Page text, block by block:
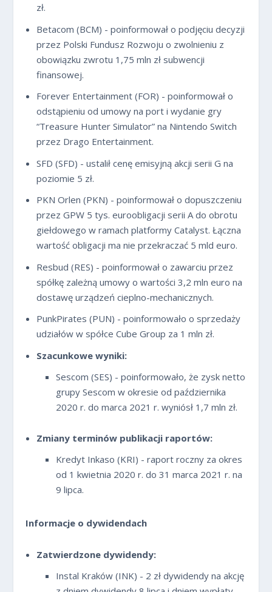
zł.
Betacom (BCM) - poinformował o podjęciu decyzji
przez Polski Fundusz Rozwoju o zwolnieniu z
obowiązku zwrotu 1,75 mln zł subwencji
finansowej.
Forever Entertainment (FOR) - poinformował o
odstąpieniu od umowy na port i wydanie gry
“Treasure Hunter Simulator” na Nintendo Switch
przez Drago Entertainment.
SFD (SFD) - ustalił cenę emisyjną akcji serii G na
poziomie 5 zł.
PKN Orlen (PKN) - poinformował o dopuszczeniu
przez GPW 5 tys. euroobligacji serii A do obrotu
giełdowego w ramach platformy Catalyst. Łączna
wartość obligacji ma nie przekraczać 5 mld euro.
Resbud (RES) - poinformował o zawarciu przez
spółkę zależną umowy o wartości 3,2 mln euro na
dostawę urządzeń cieplno-mechanicznych.
PunkPirates (PUN) - poinformowało o sprzedaży
udziałów w spółce Cube Group za 1 mln zł.
Szacunkowe wyniki:
Sescom (SES) - poinformowało, że zysk netto
grupy Sescom w okresie od października
2020 r. do marca 2021 r. wyniósł 1,7 mln zł.
Zmiany terminów publikacji raportów:
Kredyt Inkaso (KRI) - raport roczny za okres
od 1 kwietnia 2020 r. do 31 marca 2021 r. na
9 lipca.
Informacje o dywidendach
Zatwierdzone dywidendy:
Instal Kraków (INK) - 2 zł dywidendy na akcję